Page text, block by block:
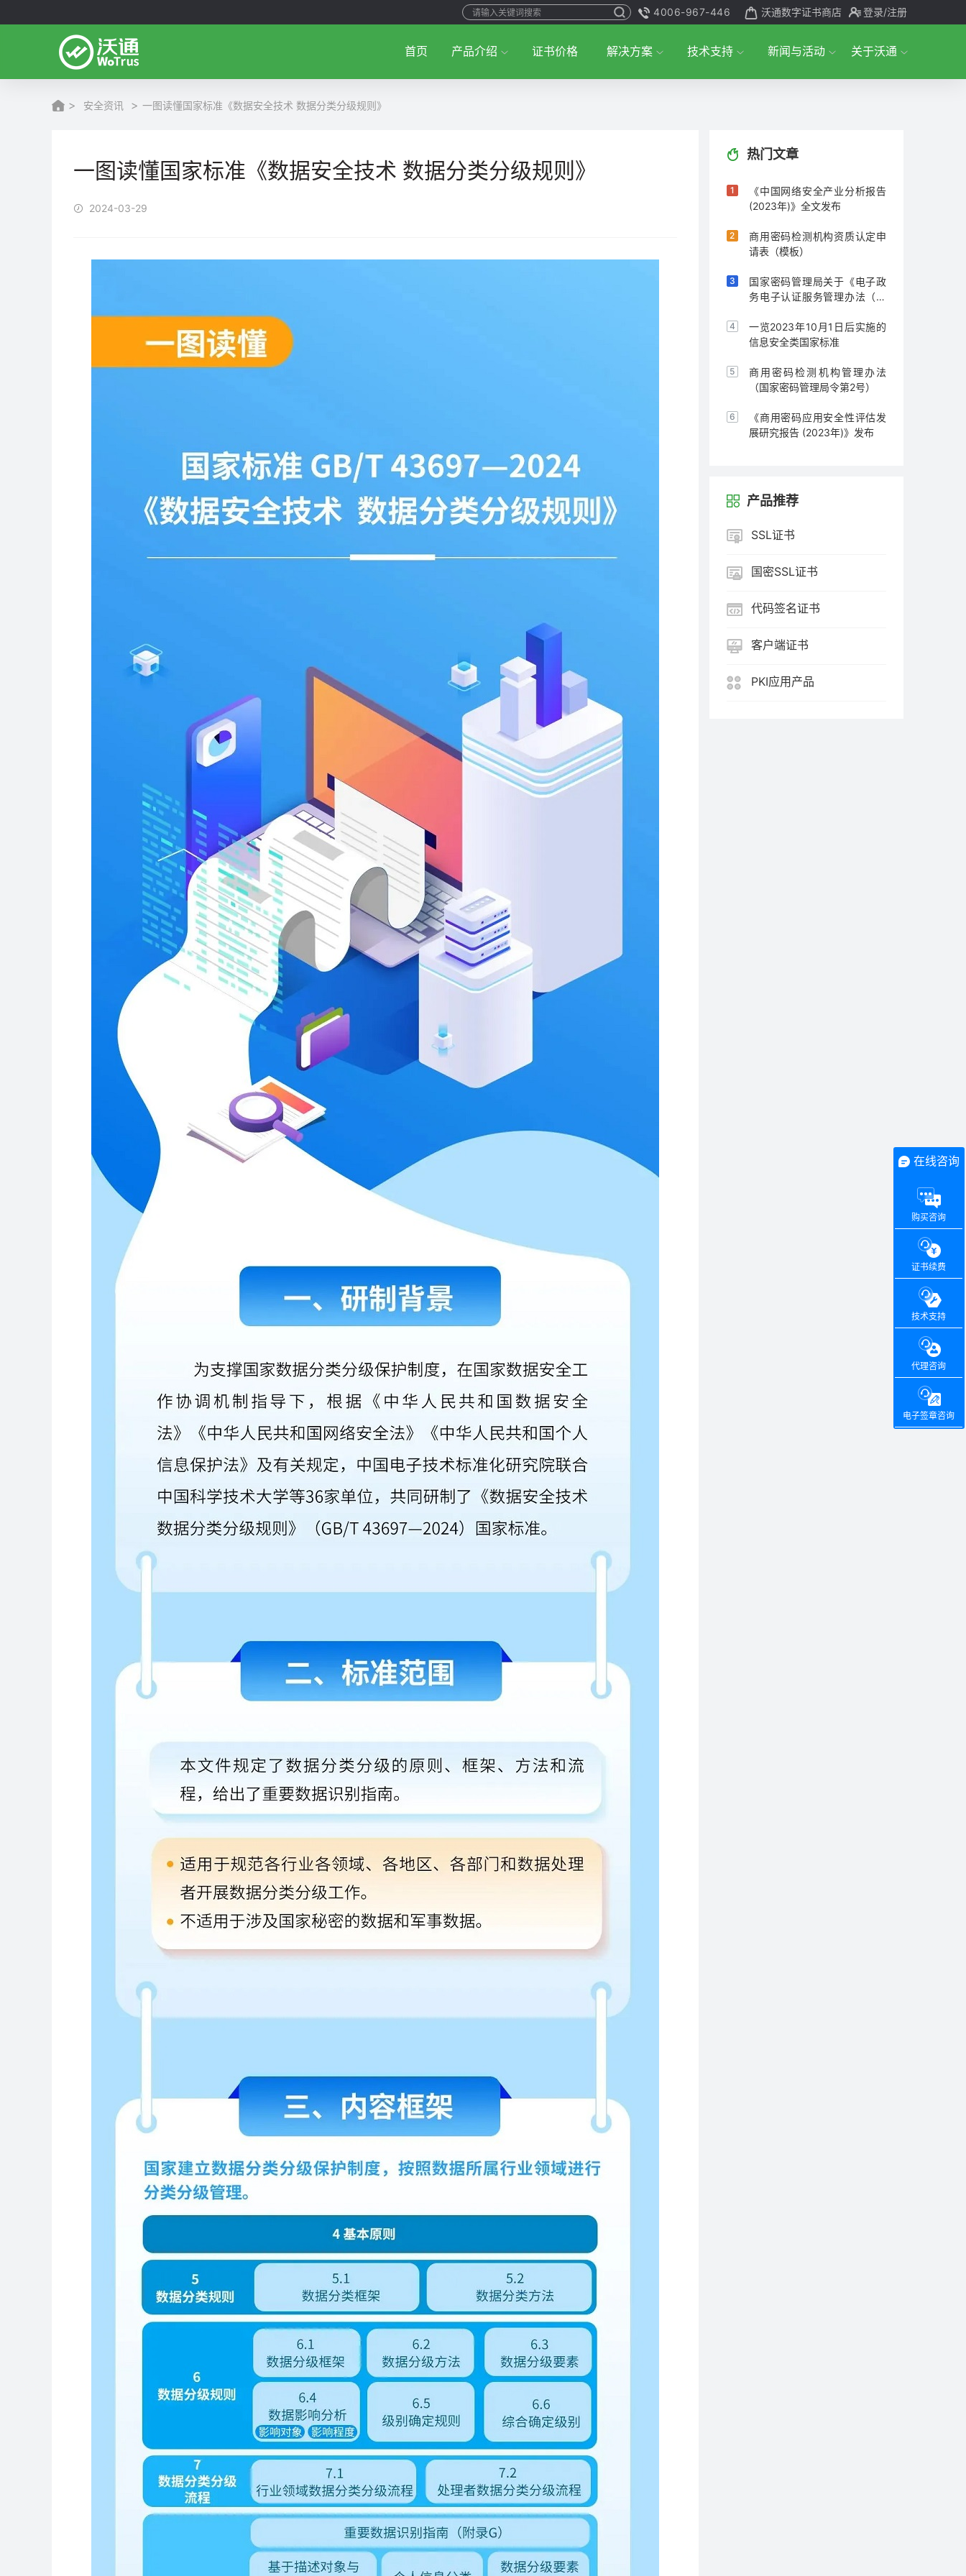
4006-967-446 沃通数字证书商店 登录/注册
首页 产品介绍 证书价格 解决方案 技术支持 新闻与活动 关于沃通
> 安全资讯 > 一图读懂国家标准《数据安全技术 数据分类分级规则》
一图读懂国家标准《数据安全技术 数据分类分级规则》
2024-03-29
热门文章
《中国网络安全产业分析报告
(2023年)》全文发布
商用密码检测机构资质认定申
请表（模板）
国家密码管理局关于《电子政
务电子认证服务管理办法（征
通知
一览2023年10月1日后实施的
信息安全类国家标准
商用密码检测机构管理办法
（国家密码管理局令第2号）
《商用密码应用安全性评估发
展研究报告 (2023年)》发布
产品推荐
SSL证书
国密SSL证书
代码签名证书
客户端证书
PKI应用产品
在线咨询
购买咨询
证书续费
技术支持
代理咨询
电子签章咨询